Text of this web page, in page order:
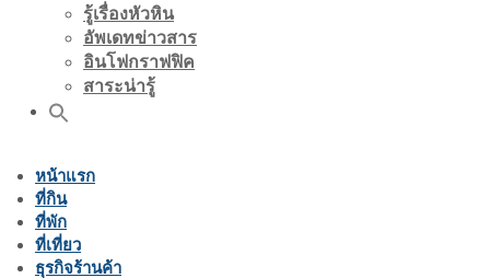
รู้เรื่องหัวหิน
อัพเดทข่าวสาร
อินโฟกราฟฟิค
สาระน่ารู้
หน้าแรก
ที่กิน
ที่พัก
ที่เที่ยว
ธุรกิจร้านค้า